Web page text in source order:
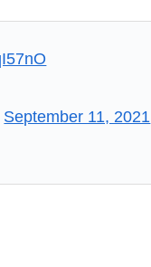
September 11, 2021